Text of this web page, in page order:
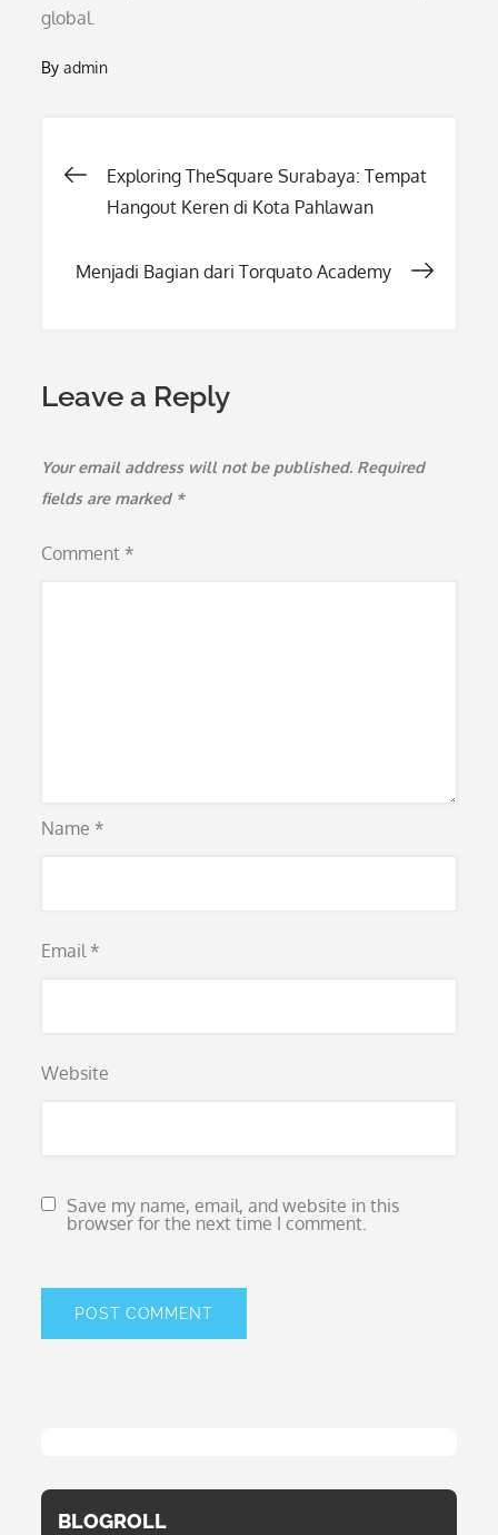
global.
Byadmin
Post
Exploring TheSquare Surabaya: Tempat
Hangout Keren di Kota Pahlawan
Menjadi Bagian dari Torquato Academy
Leave a Reply
Your email address will not be published. Required
fields are marked *
Comment *
Name *
Email *
Website
Save my name, email, and website in this
browser for the next time I comment.
BLOGROLL